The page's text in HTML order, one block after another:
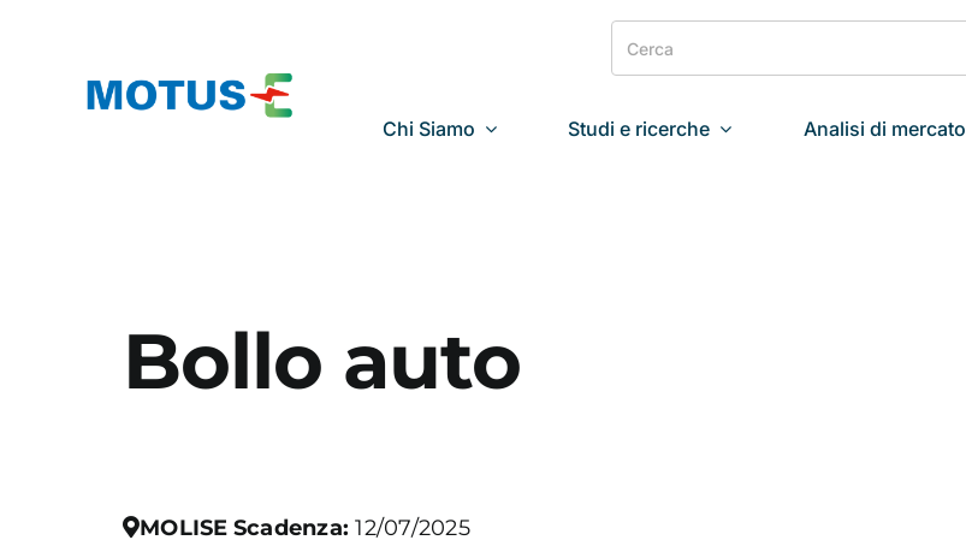
contenuto
Search
for:
Chi Siamo Studi e ricerche Analisi di mercato
Bollo auto
MOLISE Scadenza:12/07/2025